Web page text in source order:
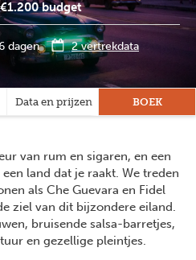
budget
dagen
2 vertrekdata
Data en prijzen Praktisch
BOEK
van rum en sigaren, en een
land dat je raakt. We treden
als Che Guevara en Fidel
ziel van dit bijzondere eiland.
bruisende salsa-barretjes,
en gezellige pleintjes.